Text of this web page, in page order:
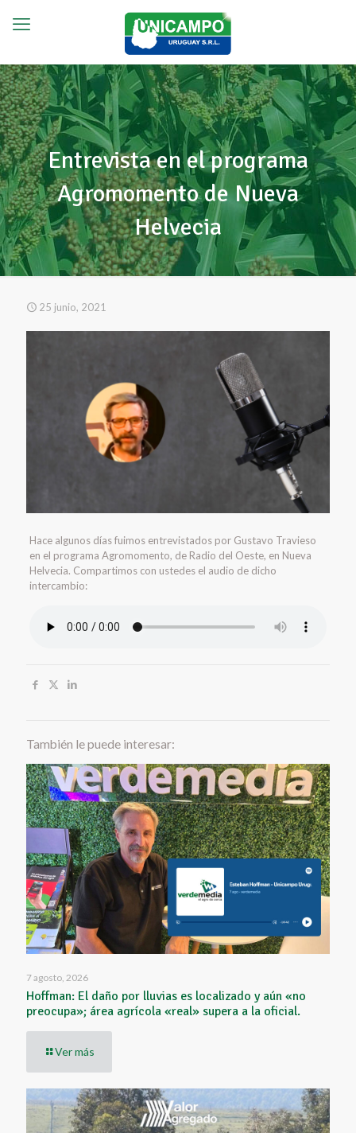
Entrevista en el programa
Agromomento de Nueva
Helvecia
25 junio, 2021
Hace algunos días fuimos entrevistados por Gustavo Travieso
en el programa Agromomento, de Radio del Oeste, en Nueva
Helvecia. Compartimos con ustedes el audio de dicho
intercambio:
También le puede interesar:
7 agosto, 2026
Hoffman: El daño por lluvias es localizado y aún «no
preocupa»; área agrícola «real» supera a la oficial.
Ver más